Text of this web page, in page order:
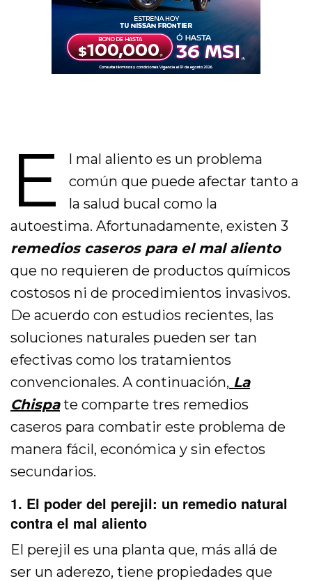
E
l mal aliento es un problema
común que puede afectar tanto a
la salud bucal como la
autoestima. Afortunadamente, existen 3
remedios caseros para el mal aliento
que no requieren de productos químicos
costosos ni de procedimientos invasivos.
De acuerdo con estudios recientes, las
soluciones naturales pueden ser tan
efectivas como los tratamientos
convencionales. A continuación, La
Chispate comparte tres remedios
caseros para combatir este problema de
manera fácil, económica y sin efectos
secundarios.
1. El poder del perejil: un remedio natural
contra el mal aliento
El perejil es una planta que, más allá de
ser un aderezo, tiene propiedades que